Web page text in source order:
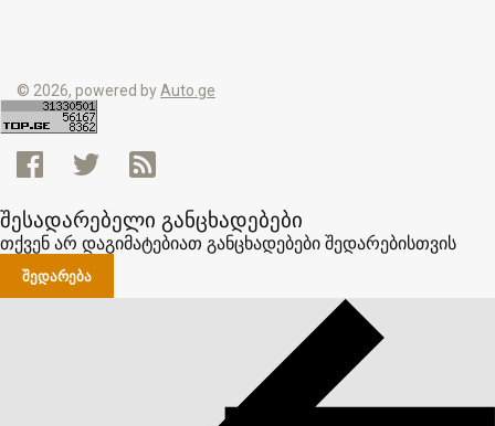
© 2026, powered byAuto.ge
შესადარებელი განცხადებები
თქვენ არ დაგიმატებიათ განცხადებები შედარებისთვის
ᲨᲔᲓᲐᲠᲔᲑᲐ